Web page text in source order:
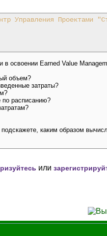
Управления Проектами
освоении Earned Value
объем?
затраты?
по расписанию?
каким образом
или